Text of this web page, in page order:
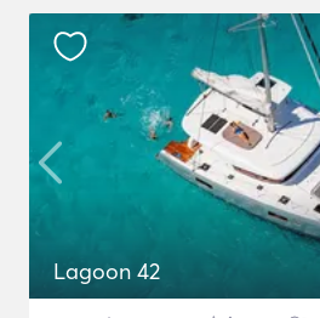
Lagoon 42